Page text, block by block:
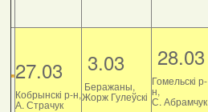
27.03
Кобрынскі р-н,
А. Страчук
3.03
Беражаны,
Жорж Гулеўскі
28.03
Гомельскі р-
н,
С. Абрамчук